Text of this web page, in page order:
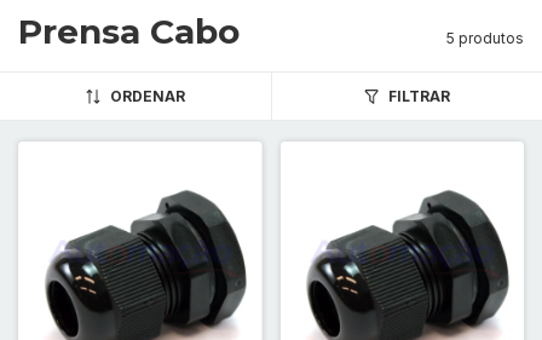
Prensa Cabo 5 produtos
ORDENAR FILTRAR